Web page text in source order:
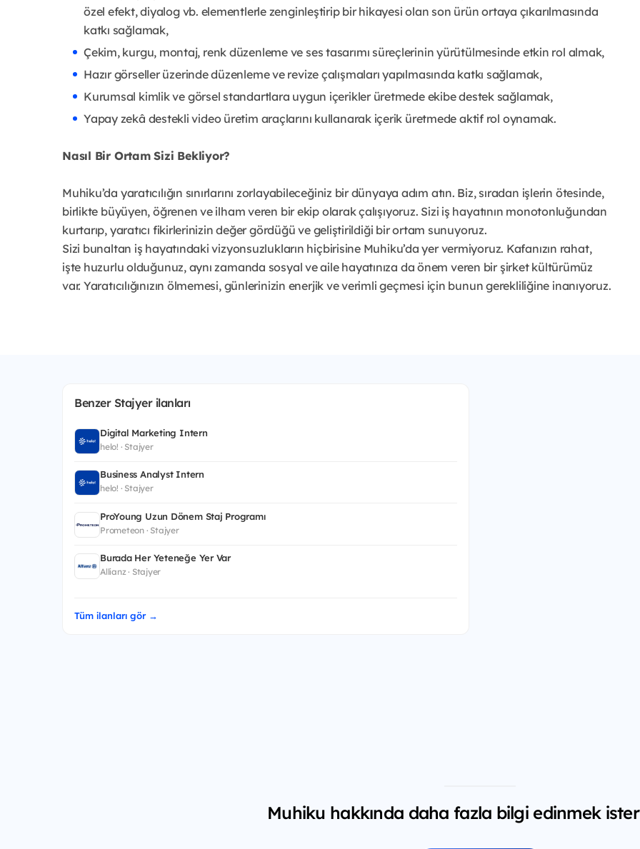
özel efekt, diyalog vb. elementlerle zenginleştirip bir hikayesi olan son ürün ortaya çıkarılmasında
katkı sağlamak,
Çekim, kurgu, montaj, renk düzenleme ve ses tasarımı süreçlerinin yürütülmesinde etkin rol almak,
Hazır görseller üzerinde düzenleme ve revize çalışmaları yapılmasında katkı sağlamak,
Kurumsal kimlik ve görsel standartlara uygun içerikler üretmede ekibe destek sağlamak,
Yapay zekâ destekli video üretim araçlarını kullanarak içerik üretmede aktif rol oynamak.
Nasıl Bir Ortam Sizi Bekliyor?
Muhiku’da yaratıcılığın sınırlarını zorlayabileceğiniz bir dünyaya adım atın. Biz, sıradan işlerin ötesinde,
birlikte büyüyen, öğrenen ve ilham veren bir ekip olarak çalışıyoruz. Sizi iş hayatının monotonluğundan
kurtarıp, yaratıcı fikirlerinizin değer gördüğü ve geliştirildiği bir ortam sunuyoruz.
Sizi bunaltan iş hayatındaki vizyonsuzlukların hiçbirisine Muhiku’da yer vermiyoruz. Kafanızın rahat,
işte huzurlu olduğunuz, aynı zamanda sosyal ve aile hayatınıza da önem veren bir şirket kültürümüz
var. Yaratıcılığınızın ölmemesi, günlerinizin enerjik ve verimli geçmesi için bunun gerekliliğine inanıyoruz.
Benzer Stajyer ilanları
Digital Marketing Intern
helo! · Stajyer
Business Analyst Intern
helo! · Stajyer
ProYoung Uzun Dönem Staj Programı
Prometeon · Stajyer
Burada Her Yeteneğe Yer Var
Allianz · Stajyer
Tüm ilanları gör →
Muhiku hakkında daha fazla bilgi edinmek